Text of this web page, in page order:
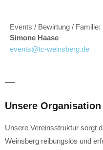
Events / Bewirtung / Familie:
Simone Haase
events@tc-weinsberg.de
Unsere Organisation
Unsere Vereinsstruktur sorgt
Weinsberg reibungslos und